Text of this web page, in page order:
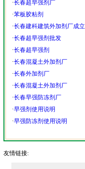
·长春超早强剂厂
·苯板胶粘剂
·长春建科建筑外加剂厂成立
·长春超早强剂批发
·长春超早强剂
·长春混凝土外加剂厂
·长春外加剂厂
·长春混凝土外加剂厂
·长春早强防冻剂厂
·早强剂使用说明
·早强防冻剂使用说明
友情链接: